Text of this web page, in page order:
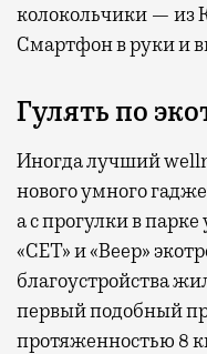
колокольчики — из
Смартфон в руки и
Гулять по
Иногда лучший
нового умного
а с прогулки в
«СЕТ» и «Веер»
благоустройства
первый подобный
протяженностью 8